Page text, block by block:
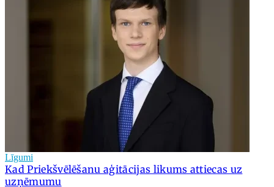
Līgumi
Kad Priekšvēlēšanu aģitācijas likums attiecas uz
uzņēmumu